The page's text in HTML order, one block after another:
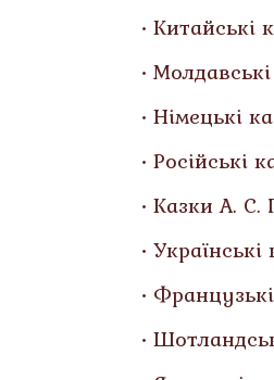
Китайські
Німецькі
Російські
Казки А. С.
Українські